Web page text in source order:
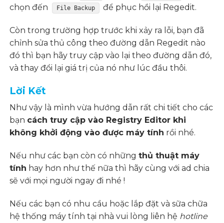
chọn đến
File Backup để phục hồi lại Regedit.
Còn trong trường hợp trước khi xảy ra lỗi, bạn đã
chỉnh sửa thủ công theo đường dẫn Regedit nào
đó thì bạn hãy truy cập vào lại theo đường dẫn đó,
và thay đổi lại giá trị của nó như lúc đầu thôi.
Lời Kết
Như vậy là mình vừa hướng dẫn rất chi tiết cho các
bạn cách truy cập vào Registry Editor khi
không khởi động vào được máy tính rồi nhé.
Nếu như các bạn còn có nhữngthủ thuật máy
tính hay hơn như thế nữa thì hãy cùng với ad chia
sẽ với mọi người ngay đi nhé !
Nếu các bạn có nhu cầu hoặc lắp đặt và sữa chữa
hệ thống máy tính tại nhà vui lòng liên hệ hotline